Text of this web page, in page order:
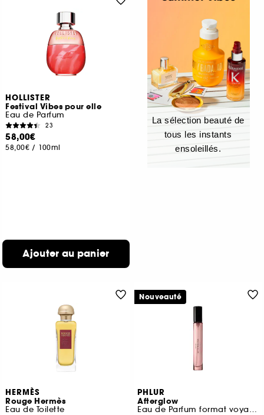
HOLLISTER
Festival Vibes pour elle
Eau de Parfum
23
58,00€
58,00€ / 100ml
Ajouter au panier
La sélection beauté de
tous les instants
ensoleillés.
HERMÈS
Rouge Hermès
Eau de Toilette
PHLUR
Afterglow
Eau de Parfum format voyage
Nouveauté